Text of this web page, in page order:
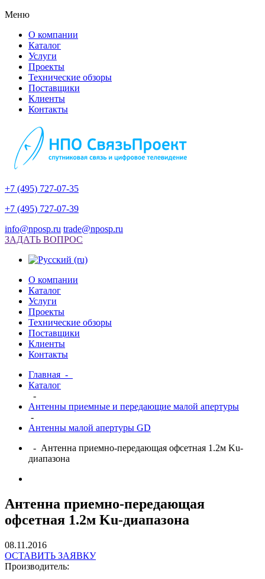
Меню
О компании
Каталог
Услуги
Проекты
Технические обзоры
Поставщики
Клиенты
Контакты
+7 (495) 727-07-35
+7 (495) 727-07-39
info@nposp.ru trade@nposp.ru
ЗАДАТЬ ВОПРОС
О компании
Каталог
Услуги
Проекты
Технические обзоры
Поставщики
Клиенты
Контакты
Главная -
Каталог
-
Антенны приемные и передающие малой апертуры
-
Антенны малой апертуры GD
- Антенна приемно-передающая офсетная 1.2м Ku-
диапазона
Антенна приемно-передающая
офсетная 1.2м Ku-диапазона
08.11.2016
ОСТАВИТЬ ЗАЯВКУ
Производитель: